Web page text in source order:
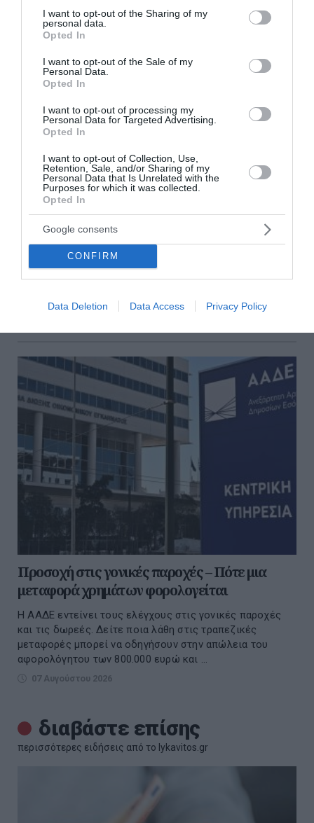
not limited to your visit or usage behaviour. You may click to
grant or deny consent to Google and its third-party tags to
use your data for below specified purposes in below Google
consent section.
I want to opt-out of the Sharing of my
personal data.
Opted In
I want to opt-out of the Sale of my
Personal Data.
Opted In
I want to opt-out of processing my
Personal Data for Targeted Advertising.
Opted In
I want to opt-out of Collection, Use,
Retention, Sale, and/or Sharing of my
Personal Data that Is Unrelated with the
Purposes for which it was collected.
Opted In
Google consents
CONFIRM
Data Deletion Data Access Privacy Policy
Ενίσχυση 12,5 εκατ. ευρώ στις Περιφέρειες για
μέτρα βιοασφάλειας
Την ενίσχυση των 13 Περιφερειών της χώρας με
επιπλέον 12,5 εκατομμύρια ευρώ για μέτρα
Θανάσ...
Προσοχή στις γονικές παροχές – Πότε μια
μεταφορά χρημάτων φορολογείται
Η ΑΑΔΕ εντείνει τους ελέγχους στις γονικές παροχές
και τις δωρεές. Δείτε ποια λάθη στις τραπεζικές
μεταφορές μπορεί να οδηγήσουν στην απώλεια του
αφορολόγητου των 800.000 ευρώ και ...
07 Αυγούστου 2026
διαβάστε επίσης
περισσότερες ειδήσεις από το lykavitos.gr